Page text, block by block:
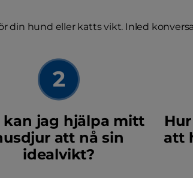
din hund eller katts vikt. Inled
kan jag hjälpa mitt
att nå sin
idealvikt?
att